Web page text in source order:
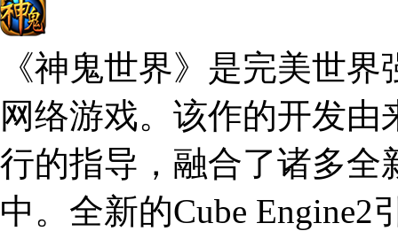
《神鬼世界》是完美世
网络游戏。该作的开发由
行的指导，融合了诸多全
中。全新的Cube